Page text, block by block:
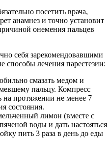
посетить врача,
анамнез и точно установит
онемения пальцев
себя зарекомендовавшими
способы лечения парестезии:
смазать медом и
пальцу. Компресс
на протяжении не менее 7
состояния.
лимон (вместе с
воды и дать настояться
пить 3 раза в день до еды